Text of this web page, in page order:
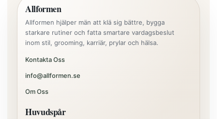
Allformen
Allformen hjälper män att klä sig bättre, bygga
starkare rutiner och fatta smartare vardagsbeslut
inom stil, grooming, karriär, prylar och hälsa.
Kontakta Oss
info@allformen.se
Om Oss
Huvudspår